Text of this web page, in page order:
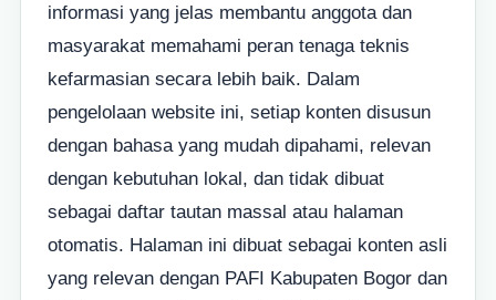
informasi yang jelas membantu anggota dan
masyarakat memahami peran tenaga teknis
kefarmasian secara lebih baik. Dalam
pengelolaan website ini, setiap konten disusun
dengan bahasa yang mudah dipahami, relevan
dengan kebutuhan lokal, dan tidak dibuat
sebagai daftar tautan massal atau halaman
otomatis. Halaman ini dibuat sebagai konten asli
yang relevan dengan PAFI Kabupaten Bogor dan